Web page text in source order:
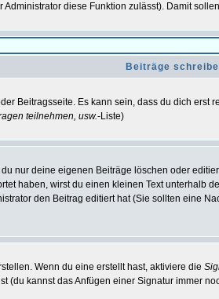
diese Funktion zulässt). Damit
Beiträge
Beitragsseite. Es kann sein, dass du dich
teilnehmen, usw.-Liste)
nur deine eigenen Beiträge löschen oder
haben, wirst du einen kleinen Text unterhalb
den Beitrag editiert hat (Sie sollten eine
Wenn du eine erstellt hast, aktiviere die
kannst das Anfügen einer Signatur immer